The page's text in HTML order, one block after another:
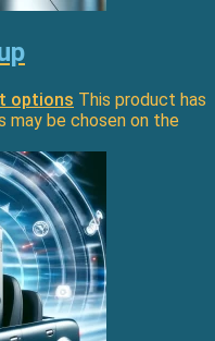
options This product has
may be chosen on the